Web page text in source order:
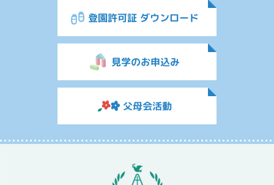
登園許可証 ダウンロード
見学のお申込み
父母会活動